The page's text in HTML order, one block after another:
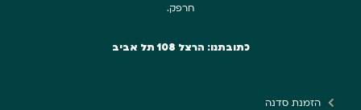
חרפק.
כתובתנו: הרצל 108 תל אביב
הזמנת סדנה